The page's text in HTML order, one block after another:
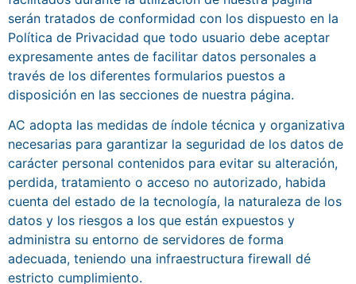
serán tratados de conformidad con los dispuesto en la
Política de Privacidad que todo usuario debe aceptar
expresamente antes de facilitar datos personales a
través de los diferentes formularios puestos a
disposición en las secciones de nuestra página.
AC adopta las medidas de índole técnica y organizativa
necesarias para garantizar la seguridad de los datos de
carácter personal contenidos para evitar su alteración,
perdida, tratamiento o acceso no autorizado, habida
cuenta del estado de la tecnología, la naturaleza de los
datos y los riesgos a los que están expuestos y
administra su entorno de servidores de forma
adecuada, teniendo una infraestructura firewall dé
estricto cumplimiento.